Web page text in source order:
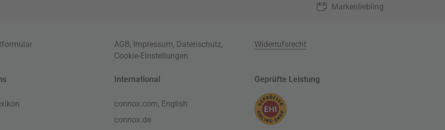
Markenliebling
AGB, Impressum, Datenschutz,
Cookie-Einstellungen
Widerrufsrecht
International
connox.com, English
connox.de
Geprüfte Leistung